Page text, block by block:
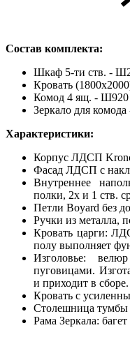
Состав комплекта:
Шкаф 5-ти ств. -
Кровать
Комод 4 ящ. -
Зеркало для
Характеристики:
Корпус ЛДСП
Фасад ЛДСП с
Внутреннее
полки, 2х и 1 ств.
Петли Boyard без
Ручки из металла,
Кровать царги:
полу выполняет
Изголовье:
пуговицами.
и приходит в сборе.
Кровать с
Столешница
Рама Зеркала: